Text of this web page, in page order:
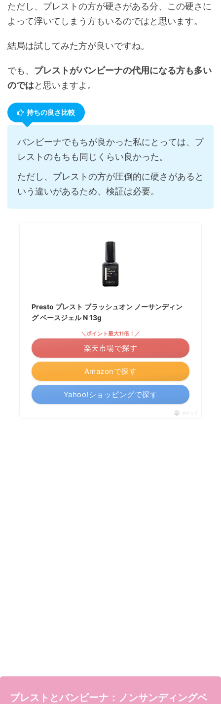
ただし、プレストの方が硬さがある分、この硬さに
よって浮いてしまう方もいるのではと思います。
結局は試してみた方が良いですね。
でも、 プレストがバンビーナの代用になる方も多い
のではと思いますよ。
持ちの良さ比較
バンビーナでもちが良かった私にとっては、プ
レストのもちも同じくらい良かった。
ただし、プレストの方が圧倒的に硬さがあると
いう違いがあるため、検証は必要。
Presto プレスト ブラッシュオン ノーサンディン
グ ベースジェル N 13g
Amazonで探す
＼ポイント最大11倍！／
楽天市場で探す
Yahoo!ショッピングで探す
ポチップ
プレストとバンビーナ：ノンサンディングベ